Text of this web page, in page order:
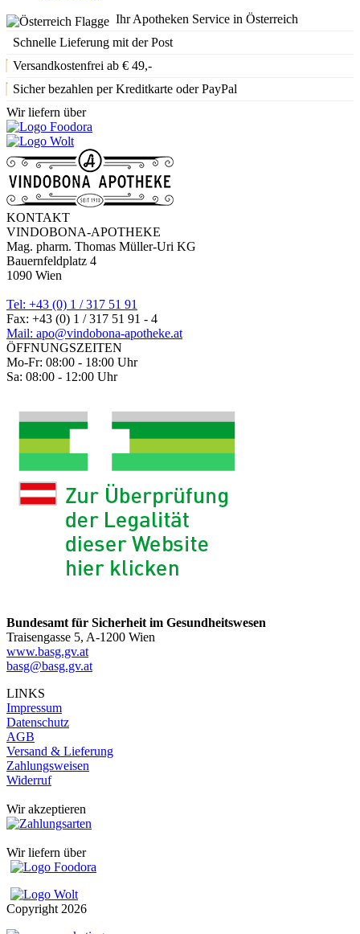
Ihr Apotheken Service in Österreich
Schnelle Lieferung mit der Post
Versandkostenfrei ab € 49,-
Sicher bezahlen per Kreditkarte oder PayPal
Wir liefern über
KONTAKT
VINDOBONA-APOTHEKE
Mag. pharm. Thomas Müller-Uri KG
Bauernfeldplatz 4
1090 Wien
Tel: +43 (0) 1 / 317 51 91
Fax: +43 (0) 1 / 317 51 91 - 4
Mail: apo@vindobona-apotheke.at
ÖFFNUNGSZEITEN
Mo-Fr: 08:00 - 18:00 Uhr
Sa: 08:00 - 12:00 Uhr
Bundesamt für Sicherheit im Gesundheitswesen
Traisengasse 5, A-1200 Wien
www.basg.gv.at
basg@basg.gv.at
LINKS
Impressum
Datenschutz
AGB
Versand & Lieferung
Zahlungsweisen
Widerruf
Wir akzeptieren
Wir liefern über
Copyright 2026